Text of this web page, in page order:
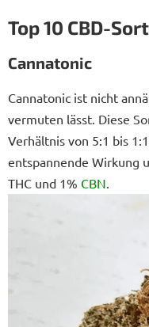
Top 10 CBD-
Cannatonic
Cannatonic ist nicht
vermuten lässt. Diese
Verhältnis von 5:1 bis
entspannende Wirkung
THC und 1% CBN.